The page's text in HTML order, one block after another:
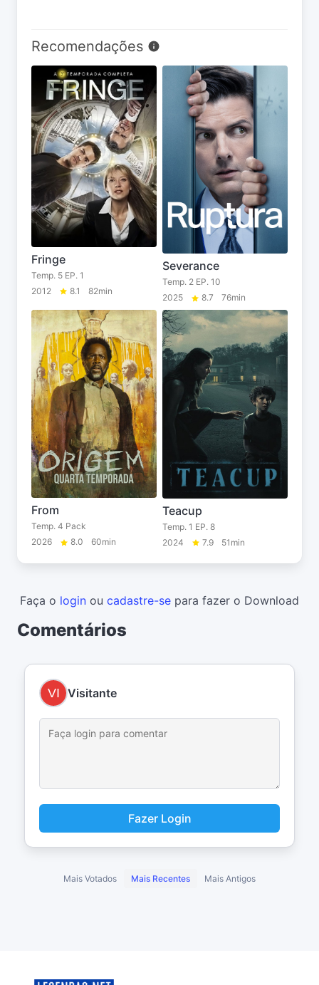
Recomendações
Fringe
Temp. 5 EP. 1
2012
8.1 82min
Severance
Temp. 2 EP. 10
2025
8.7 76min
From
Temp. 4 Pack
2026
8.0 60min
Teacup
Temp. 1 EP. 8
2024
7.9 51min
Faça o login ou cadastre-se para fazer o Download
Comentários
Visitante
Fazer Login
Mais Votados Mais Recentes Mais Antigos